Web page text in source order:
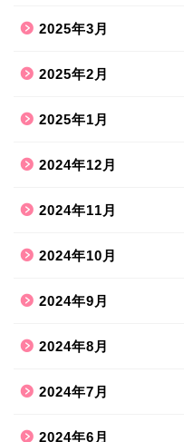
2025年3月
2025年2月
2025年1月
2024年12月
2024年11月
2024年10月
2024年9月
2024年8月
2024年7月
2024年6月